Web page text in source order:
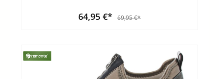
64,95 €* 69,95 €*